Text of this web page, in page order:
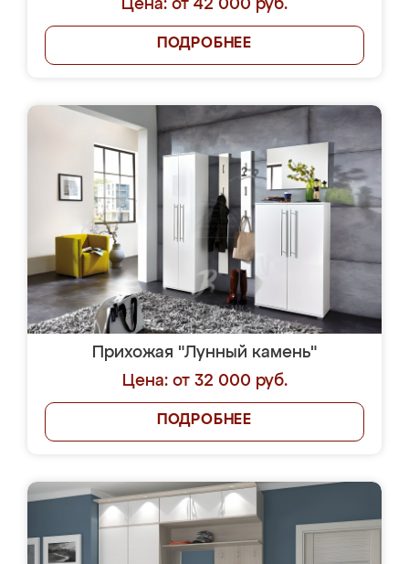
Цена: от 42 000 руб.
ПОДРОБНЕЕ
Прихожая "Лунный камень"
Цена: от 32 000 руб.
ПОДРОБНЕЕ